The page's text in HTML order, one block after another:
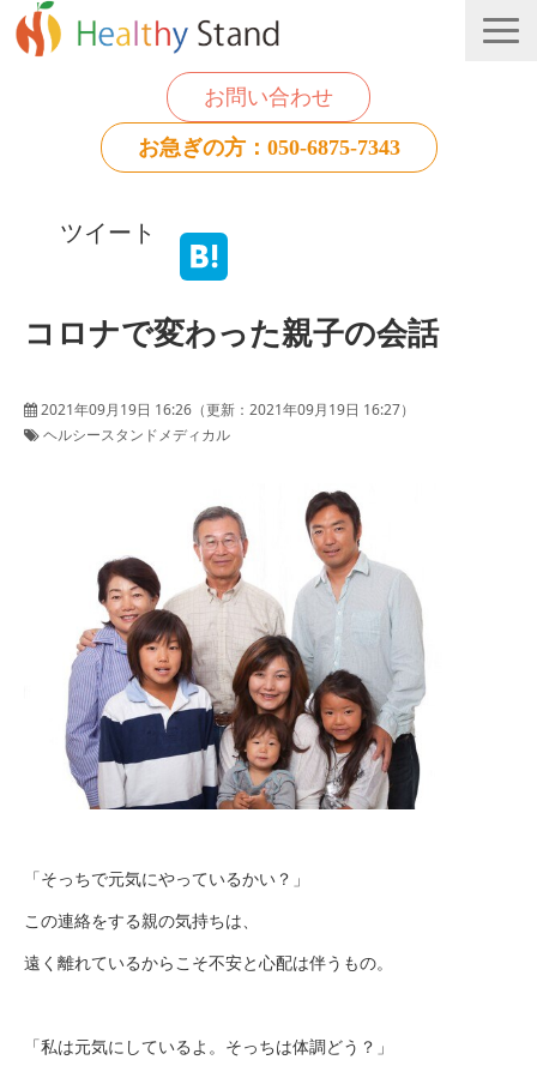
お問い合わせ
お急ぎの方：050-6875-7343
個人のお客様
ツイート
コロナで変わった親子の会話
2021年09月19日 16:26 （更新： 2021年09月19日 16:27）
ヘルシースタンドメディカル
「そっちで元気にやっているかい？」
この連絡をする親の気持ちは、
遠く離れているからこそ不安と心配は伴うもの。
「私は元気にしているよ。そっちは体調どう？」